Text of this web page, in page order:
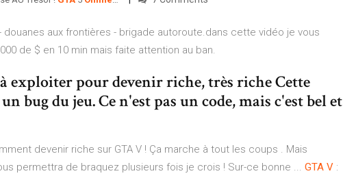
douanes aux frontières - brigade autoroute.dans cette vidéo je vous
de $ en 10 min mais faite attention au ban.
exploiter pour devenir riche, très riche Cette
bug du jeu. Ce n'est pas un code, mais c'est bel et
devenir riche sur GTA V ! Ça marche à tout les coups . Mais
permettra de braquez plusieurs fois je crois ! Sur-ce bonne ... GTA V :